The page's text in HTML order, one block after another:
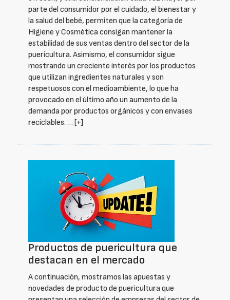
parte del consumidor por el cuidado, el bienestar y
la salud del bebé, permiten que la categoría de
Higiene y Cosmética consigan mantener la
estabilidad de sus ventas dentro del sector de la
puericultura. Asimismo, el consumidor sigue
mostrando un creciente interés por los productos
que utilizan ingredientes naturales y son
respetuosos con el medioambiente, lo que ha
provocado en el último año un aumento de la
demanda por productos orgánicos y con envases
reciclables. … [+]
Productos de puericultura que
destacan en el mercado
A continuación, mostramos las apuestas y
novedades de producto de puericultura que